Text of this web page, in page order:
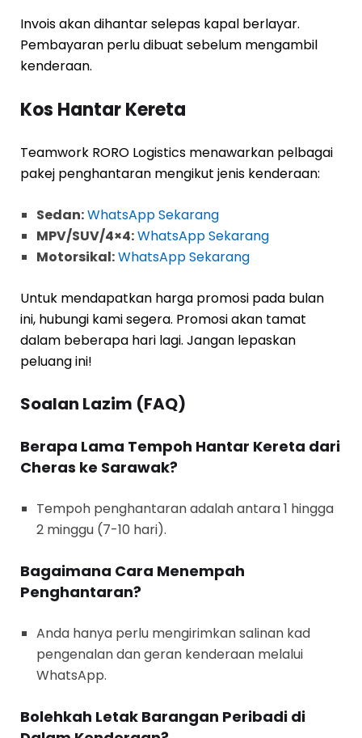
Invois akan dihantar selepas kapal berlayar.
Pembayaran perlu dibuat sebelum mengambil
kenderaan.
Kos Hantar Kereta
Teamwork RORO Logistics menawarkan pelbagai
pakej penghantaran mengikut jenis kenderaan:
Sedan:WhatsApp Sekarang
MPV/SUV/4×4:WhatsApp Sekarang
Motorsikal:WhatsApp Sekarang
Untuk mendapatkan harga promosi pada bulan
ini, hubungi kami segera. Promosi akan tamat
dalam beberapa hari lagi. Jangan lepaskan
peluang ini!
Soalan Lazim (FAQ)
Berapa Lama Tempoh Hantar Kereta dari
Cheras ke Sarawak?
Tempoh penghantaran adalah antara 1 hingga
2 minggu (7-10 hari).
Bagaimana Cara Menempah
Penghantaran?
Anda hanya perlu mengirimkan salinan kad
pengenalan dan geran kenderaan melalui
WhatsApp.
Bolehkah Letak Barangan Peribadi di